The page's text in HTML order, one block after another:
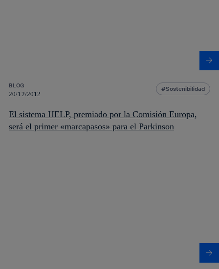
BLOG
20/12/2012
Sostenibilidad
El sistema HELP, premiado por la Comisión Europa,
será el primer «marcapasos» para el Parkinson